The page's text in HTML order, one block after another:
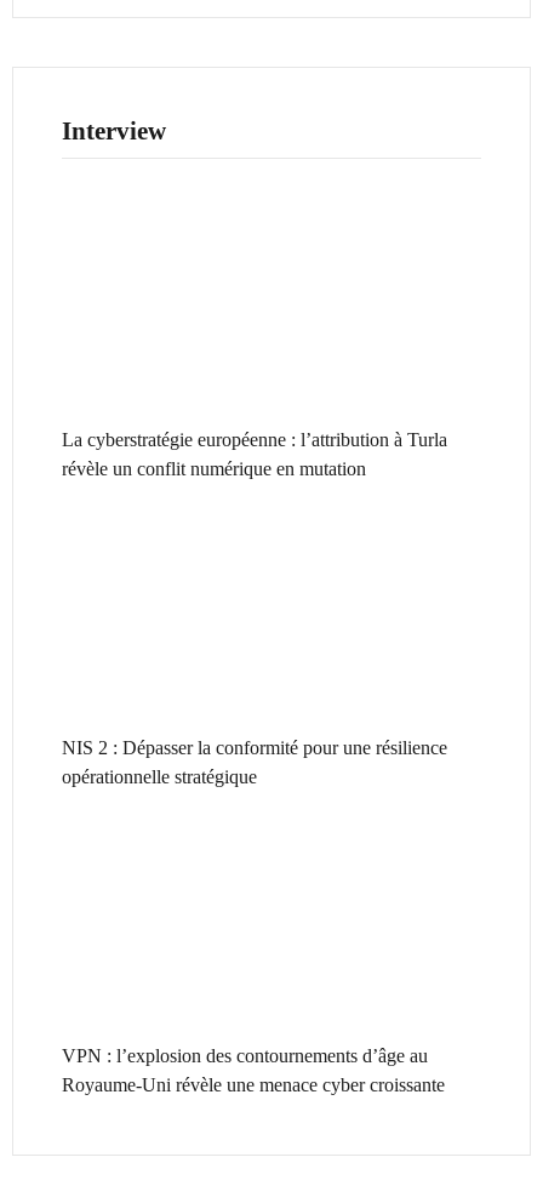
Interview
La cyberstratégie européenne : l’attribution à Turla
révèle un conflit numérique en mutation
NIS 2 : Dépasser la conformité pour une résilience
opérationnelle stratégique
VPN : l’explosion des contournements d’âge au
Royaume-Uni révèle une menace cyber croissante